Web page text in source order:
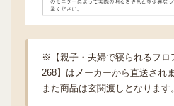
※【親子・夫婦で寝られるフロ
268】はメーカーから直送されま
また商品は玄関渡しとなります。